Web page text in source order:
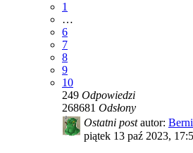
1
…
6
7
8
9
10
249 Odpowiedzi
268681 Odsłony
Ostatni postautor: Berni
piątek 13 paź 2023,